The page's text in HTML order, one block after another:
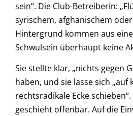
sein“. Die Club-Betreiberin:
syrischem, afghanischem
Hintergrund kommen aus
Schwulsein überhaupt keine
Sie stellte klar, „nichts gegen
haben, und sie lasse sich „auf
rechtsradikale Ecke
geschieht offenbar. Auf die